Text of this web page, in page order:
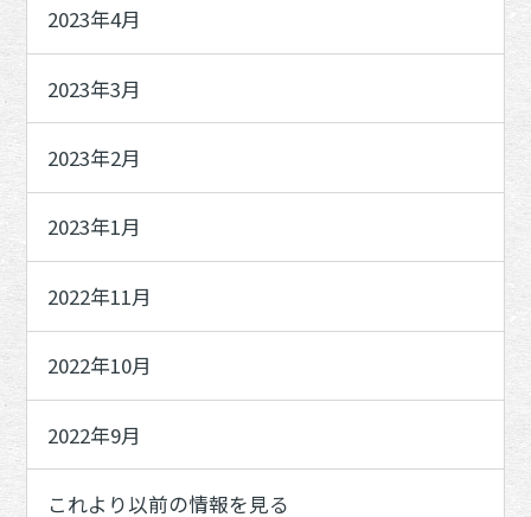
2023年4月
2023年3月
2023年2月
2023年1月
2022年11月
2022年10月
2022年9月
これより以前の情報を見る